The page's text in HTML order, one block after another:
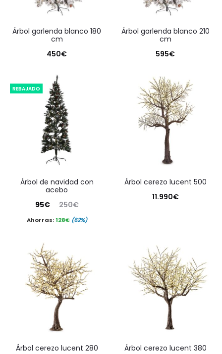
árbol garlenda blanco 180
cm
450€
árbol garlenda blanco 210
cm
595€
REBAJADO
árbol de navidad con
acebo
250€
El
precio
era:
250€.
95€
precio
es:
95€.
Ahorras: 128€ (62%)
árbol cerezo lucent 500
11.990€
árbol cerezo lucent 280
árbol cerezo lucent 380